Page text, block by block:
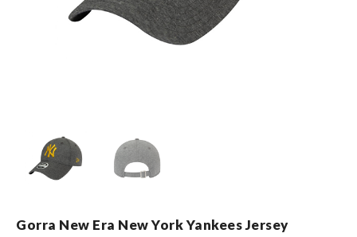
Gorra New Era New York Yankees Jersey